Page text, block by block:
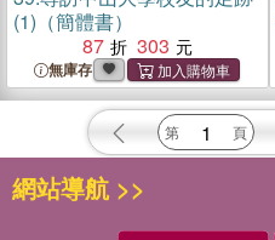
(1)（簡體書）
87
303
無庫存
網站導航 >>